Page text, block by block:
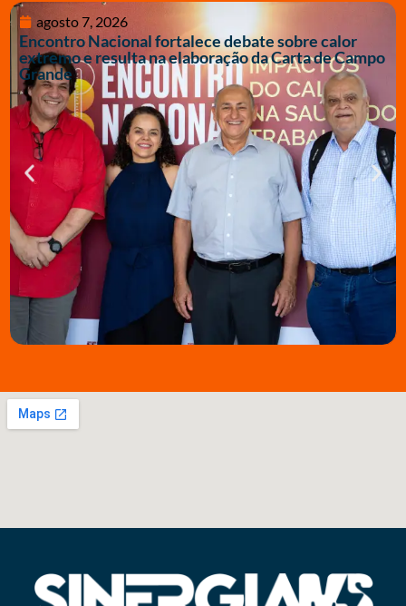
agosto 7, 2026
Encontro Nacional fortalece debate sobre calor
extremo e resulta na elaboração da Carta de Campo
Grande